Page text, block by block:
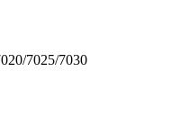
7025/7030